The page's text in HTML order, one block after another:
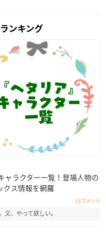
ンキング
ャラクター一覧！登場人物の
クス情報を網羅
13コメント
、やって欲しい。